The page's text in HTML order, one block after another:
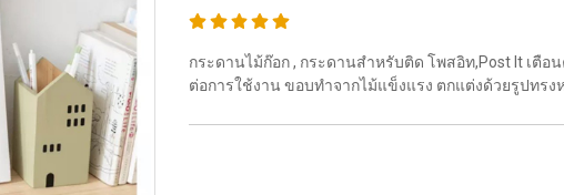
กระดานไม้ก๊อก , กระดานสำหรับติด โพสอิท,Post It เตื
ต่อการใช้งาน ขอบทำจากไม้แข็งแรง ตกแต่งด้วยรูปทร